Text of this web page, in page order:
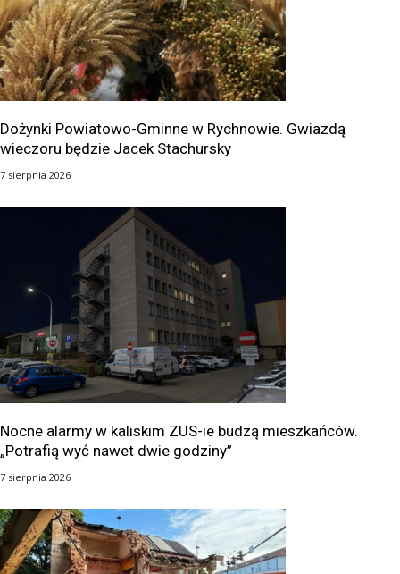
Dożynki Powiatowo-Gminne w Rychnowie. Gwiazdą
wieczoru będzie Jacek Stachursky
7 sierpnia 2026
Nocne alarmy w kaliskim ZUS-ie budzą mieszkańców.
„Potrafią wyć nawet dwie godziny”
7 sierpnia 2026